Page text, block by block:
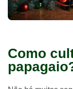
Como